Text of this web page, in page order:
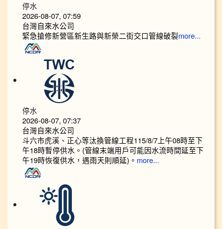
停水
2026-08-07, 07:59
台灣自來水公司
緊急搶修新營區新生路與新榮二街交口管線破裂more...
停水
2026-08-07, 07:37
台灣自來水公司
斗六市虎溪、正心等汰換管線工程115/8/7上午08時至下
午18時暫停供水。(管線末端用戶可能因水流時間延至下
午19時恢復供水，遇雨天則順延)。 more...